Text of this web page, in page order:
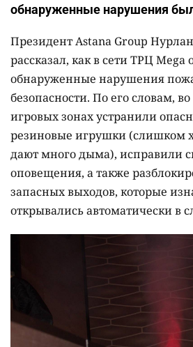
обнаруженные нарушения
Президент Astana Group
рассказал, как в сети ТРЦ Mega
обнаруженные нарушения
безопасности. По его словам, во
игровых зонах устранили
резиновые игрушки (слишком
дают много дыма), исправили
оповещения, а также
запасных выходов, которые
открывались автоматически в